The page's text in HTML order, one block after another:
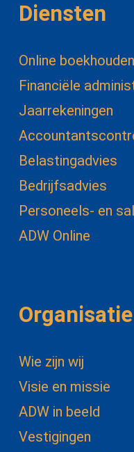
Diensten
Online boekhouden
Financiële
Jaarrekeningen
Belastingadvies
Bedrijfsadvies
Personeels- en
ADW Online
Organisatie
Wie zijn wij
Visie en missie
ADW in beeld
Vestigingen